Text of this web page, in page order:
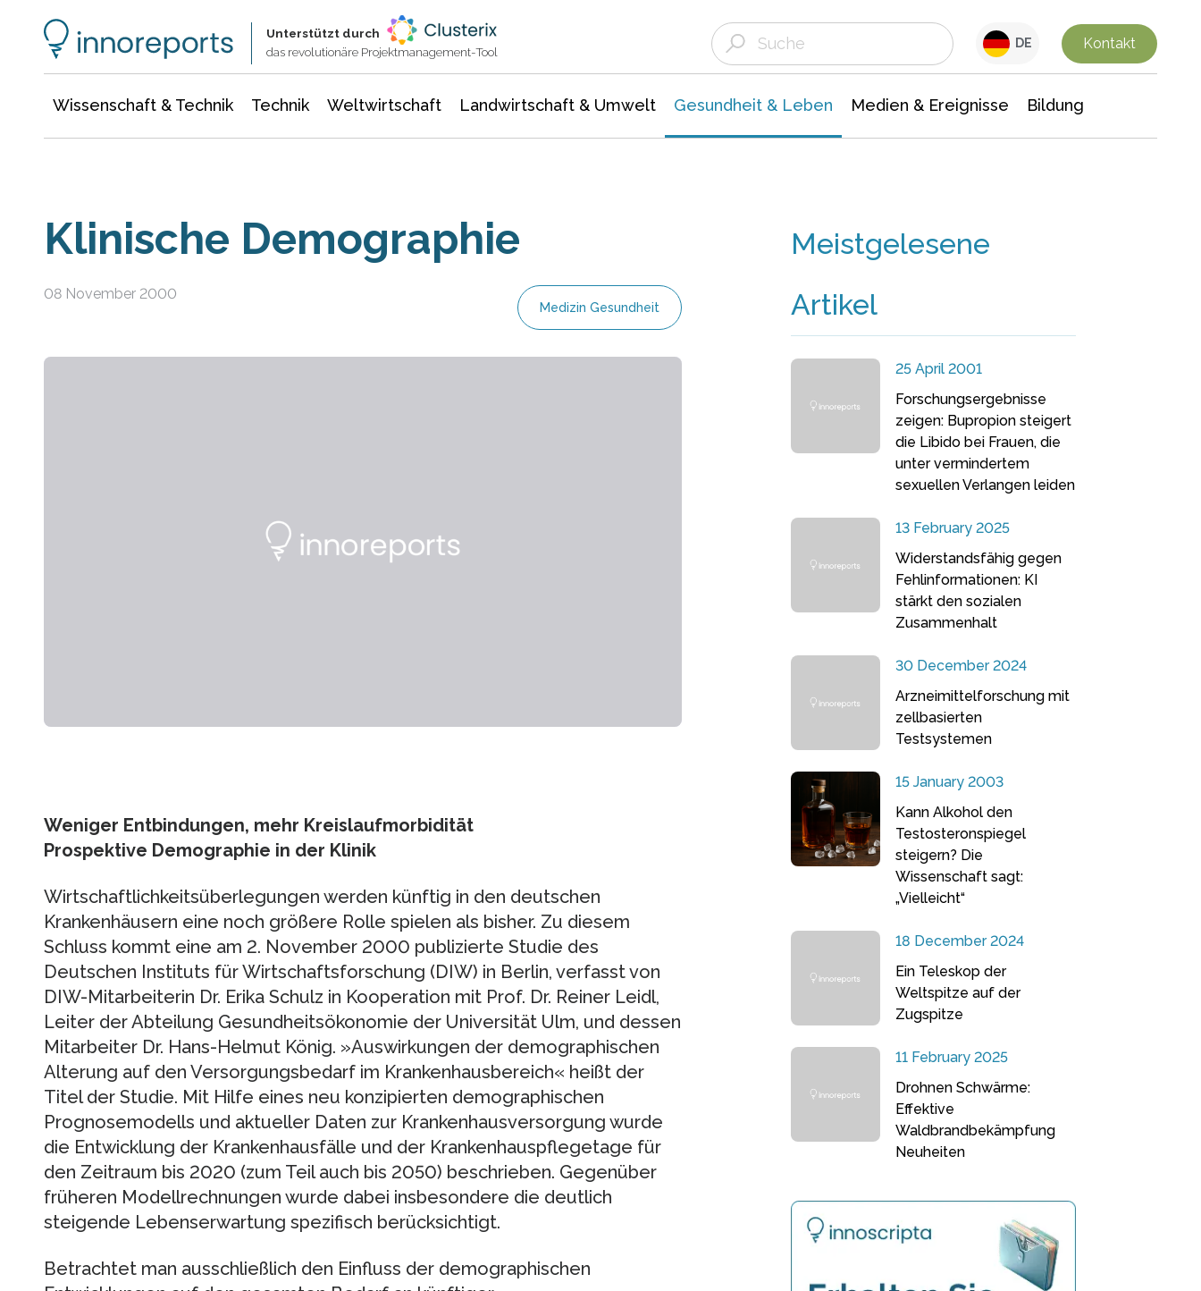
Unterstützt durch
das revolutionäre Projektmanagement-Tool
DE Kontakt
Wissenschaft & Technik Technik Weltwirtschaft Landwirtschaft & Umwelt Gesundheit & Leben Medien & Ereignisse Bildung
Klinische Demographie
08 November 2000
Medizin Gesundheit
Weniger Entbindungen, mehr Kreislaufmorbidität
Prospektive Demographie in der Klinik
Wirtschaftlichkeitsüberlegungen werden künftig in den deutschen
Krankenhäusern eine noch größere Rolle spielen als bisher. Zu diesem
Schluss kommt eine am 2. November 2000 publizierte Studie des
Deutschen Instituts für Wirtschaftsforschung (DIW) in Berlin, verfasst von
DIW-Mitarbeiterin Dr. Erika Schulz in Kooperation mit Prof. Dr. Reiner Leidl,
Leiter der Abteilung Gesundheitsökonomie der Universität Ulm, und dessen
Mitarbeiter Dr. Hans-Helmut König. »Auswirkungen der demographischen
Alterung auf den Versorgungsbedarf im Krankenhausbereich« heißt der
Titel der Studie. Mit Hilfe eines neu konzipierten demographischen
Prognosemodells und aktueller Daten zur Krankenhausversorgung wurde
die Entwicklung der Krankenhausfälle und der Krankenhauspflegetage für
den Zeitraum bis 2020 (zum Teil auch bis 2050) beschrieben. Gegenüber
früheren Modellrechnungen wurde dabei insbesondere die deutlich
steigende Lebenserwartung spezifisch berücksichtigt.
Betrachtet man ausschließlich den Einfluss der demographischen
Meistgelesene
Artikel
25 April 2001
Forschungsergebnisse
zeigen: Bupropion steigert
die Libido bei Frauen, die
unter vermindertem
sexuellen Verlangen leiden
13 February 2025
Widerstandsfähig gegen
Fehlinformationen: KI
stärkt den sozialen
Zusammenhalt
30 December 2024
Arzneimittelforschung mit
zellbasierten
Testsystemen
15 January 2003
Kann Alkohol den
Testosteronspiegel
steigern? Die
Wissenschaft sagt:
„Vielleicht“
18 December 2024
Ein Teleskop der
Weltspitze auf der
Zugspitze
11 February 2025
Drohnen Schwärme:
Effektive
Waldbrandbekämpfung
Neuheiten